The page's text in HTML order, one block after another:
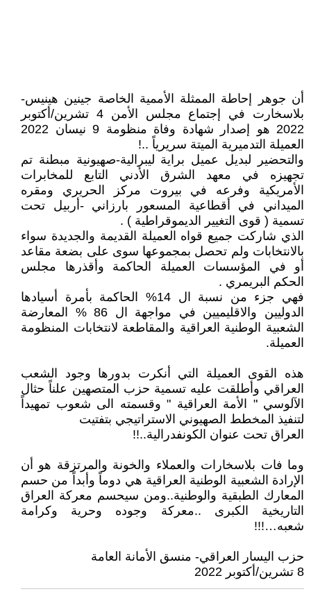
أن جوهر إحاطة الممثلة الأممية الخاصة جينين هينيس-
بلاسخارت في إجتماع مجلس الأمن 4 تشرين/أكتوبر
2022 هو إصدار شهادة وفاة منظومة 9 نيسان 2022
العميلة التدميرية الميتة سريرياً ..!
والتحضير لبديل عميل براية ليبرالية-صهيونية مبطنة تم
تجهيزه في معهد الشرق الأدني التابع للمخابرات
الأمريكية وفرعه في بيروت مركز الحريري ومقره
الميداني في أقطاعية المسعور بارزاني -أربيل تحت
تسمية ( قوى التغيير الديموقراطية ) .
الذي شاركت جميع قواه العميلة القديمة والجديدة سواء
بالانتخابات ولم تحصل بمجموعها سوى على بضعة مقاعد
أو في المؤسسات العميلة الحاكمة وأقذرها مجلس
الحكم البريمري .
فهي جزء من نسبة ال 14% الحاكمة بأمرة أسيادها
الدوليين والاقليميين في مواجهة ال 86 % المعارضة
الشعبية الوطنية العراقية والمقاطعة لانتخابات المنظومة
العميلة.
هذه القوى العميلة التي أنكرت بدورها وجود الشعب
العراقي وأطلقت عليه تسمية حزب المتصهين علناً حثال
الآلوسي " الأمة العراقية " وقسمته الى شعوب تمهيداً
لتنفيذ المخطط الصهيوني الاستراتيجي بتفتيت
العراق تحت عنوان الكونفدرالية..!!
وما فات بلاسخارات والعملاء والخونة والمرتزقة هو أن
الإرادة الشعبية الوطنية العراقية هي دوماً وأبداً من حسم
المعارك الطبقية والوطنية..ومن سيحسم معركة العراق
التاريخية الكبرى ..معركة وجوده وحرية وكرامة
شعبه…!!!
حزب اليسار العراقي- منسق الأمانة العامة
8 تشرين/أكتوبر 2022